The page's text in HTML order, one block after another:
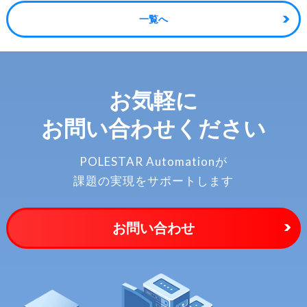
一覧へ
お気軽に
お問い合わせください
POLESTAR Automationが
課題の実現をサポートします
お問い合わせ